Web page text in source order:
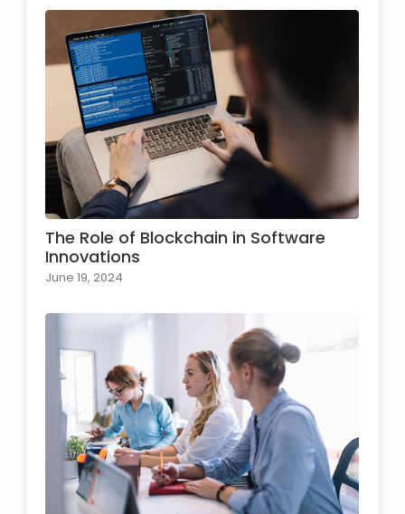
The Role of Blockchain in Software
Innovations
June 19, 2024